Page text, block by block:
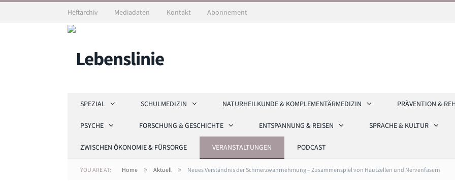
Heftarchiv Mediadaten Kontakt Abonnement
SPEZIAL SCHULMEDIZIN NATURHEILKUNDE & KOMPLEMENTÄRMEDIZIN PRÄVENTION &
PSYCHE FORSCHUNG & GESCHICHTE ENTSPANNUNG & REISEN SPRACHE & KULTUR
ZWISCHEN ÖKONOMIE & FÜRSORGE VERANSTALTUNGEN PODCAST
YOU ARE AT: Home » Aktuell » Neues Verständnis der Schmerzwahrnehmung – Zusammenspiel von Hautzellen und Nervenfasern
Somatosensorik und der Biologe haben im Januar 2024 ihre Studie „Interaction of human keratinocytes and